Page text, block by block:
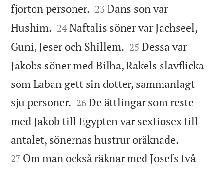
fjorton personer. 

23 Dans son var
Hushim. 

24 Naftalis söner var Jachseel,
Guni, Jeser och Shillem. 

25 Dessa var
Jakobs söner med Bilha, Rakels slavflicka
som Laban gett sin dotter, sammanlagt
sju personer. 

26 De ättlingar som reste
med Jakob till Egypten var sextiosex till
antalet, sönernas hustrur oräknade.
27 Om man också räknar med Josefs två